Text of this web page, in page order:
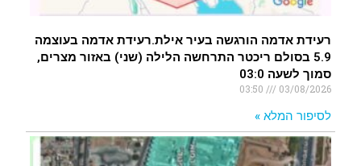
רעידת אדמה הורגשה בעיר אילת.רעידת אדמה בעוצמה
5.9 בסולם ריכטר התרחשה הלילה (שני) באזור מצרים,
סמוך לשעה 03:0
03/08/2026
לסיפור המלא »